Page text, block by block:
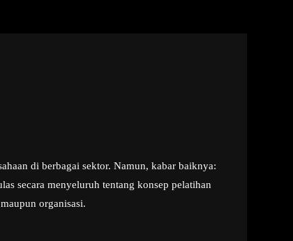
di berbagai sektor. Namun, kabar baiknya:
secara menyeluruh tentang konsep pelatihan
organisasi.